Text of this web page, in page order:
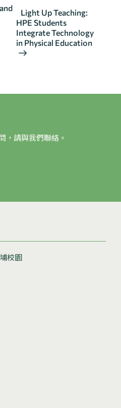
Light Up Teaching:
HPE Students
Integrate Technology
in Physical Education
，請與我們聯絡。
校園